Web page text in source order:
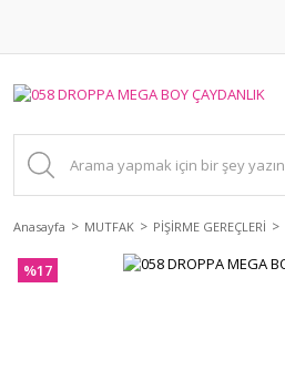
Anasayfa MUTFAK PİŞİRME GEREÇLERİ
%17